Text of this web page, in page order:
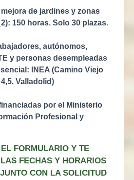
de jardines y zonas
150 horas. Solo 30 plazas.
autónomos,
y personas desempleadas
INEA (Camino Viejo
Valladolid)
por el Ministerio
Profesional y
FORMULARIO Y TE
FECHAS Y HORARIOS
CON LA SOLICITUD